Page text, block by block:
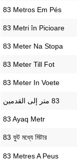
‎83 Metros Em Pés
‎83 Metri în Picioare
‎83 Meter Na Stopa
‎83 Meter Till Fot
‎83 Meter In Voete
‎83 Ayaq Metr
‎83 ফুট মধ্যে মিটার
‎83 Metres A Peus